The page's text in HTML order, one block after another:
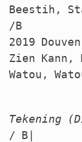
Beestih,
/B
2019
Zien
Watou,
Tekening
/ B|